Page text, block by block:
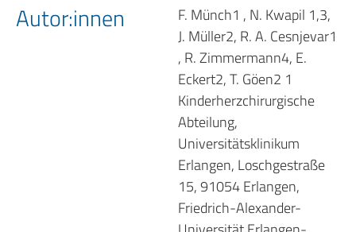
Autor:innen
F. Münch1 , N. Kwapil 1,3,
J. Müller2, R. A. Cesnjevar1
, R. Zimmermann4, E.
Eckert2, T. Göen2 1
Kinderherzchirurgische
Abteilung,
Universitätsklinikum
Erlangen, Loschgestraße
15, 91054 Erlangen,
Friedrich-Alexander-